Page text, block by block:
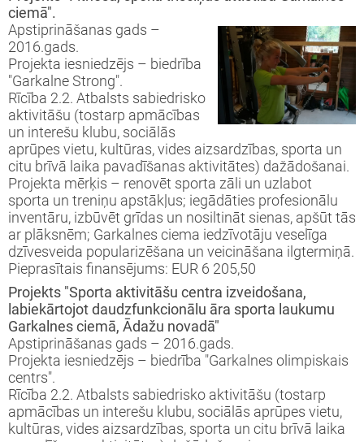
ciemā".
Apstiprināšanas gads –
2016.gads.
Projekta iesniedzējs – biedrība
"Garkalne Strong".
Rīcība 2.2. Atbalsts sabiedrisko
aktivitāšu (tostarp apmācības
un interešu klubu, sociālās
aprūpes vietu, kultūras, vides aizsardzības, sporta un
citu brīvā laika pavadīšanas aktivitātes) dažādošanai.
Projekta mērķis – renovēt sporta zāli un uzlabot
sporta un treniņu apstākļus; iegādāties profesionālu
inventāru, izbūvēt grīdas un nosiltināt sienas, apšūt tās
ar plāksnēm; Garkalnes ciema iedzīvotāju veselīga
dzīvesveida popularizēšana un veicināšana ilgtermiņā.
Pieprasītais finansējums: EUR 6 205,50
Projekts "Sporta aktivitāšu centra izveidošana,
labiekārtojot daudzfunkcionālu āra sporta laukumu
Garkalnes ciemā, Ādažu novadā"
Apstiprināšanas gads – 2016.gads.
Projekta iesniedzējs – biedrība "Garkalnes olimpiskais
centrs".
Rīcība 2.2. Atbalsts sabiedrisko aktivitāšu (tostarp
apmācības un interešu klubu, sociālās aprūpes vietu,
kultūras, vides aizsardzības, sporta un citu brīvā laika